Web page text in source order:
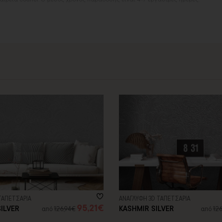
από 126,94€ 95,21€
ΑΝΑΓΛΥΦΗ 3D ΤΑΠΕΤΣΑΡΙΑ
KASHMIR SILVER από